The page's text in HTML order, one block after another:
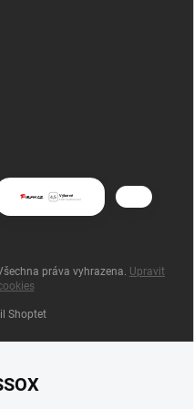
Shoptet
práva vyhrazena. Upravit